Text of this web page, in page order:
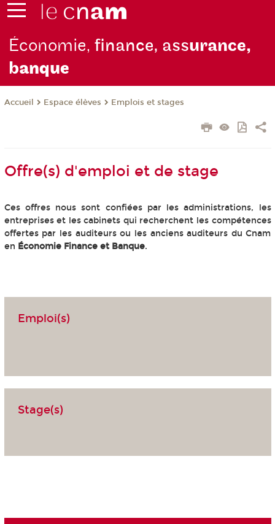
Économie,finance, assurance,
banque
Accueil Espace élèves Emplois et stages
Offre(s) d'emploi et de stage
Ces offres nous sont confiées par les administrations, les
entreprises et les cabinets qui recherchent les compétences
offertes par les auditeurs ou les anciens auditeurs du Cnam
en Économie Finance et Banque.
Emploi(s)
Stage(s)